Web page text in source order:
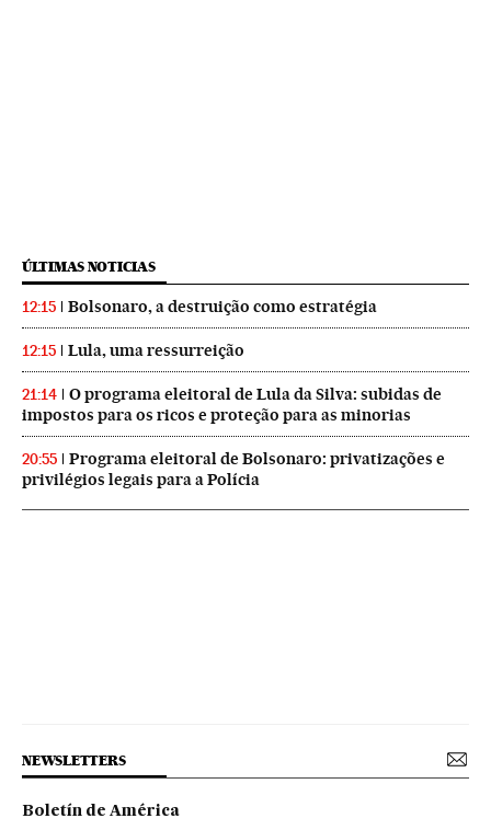
ÚLTIMAS NOTICIAS
12:15 Bolsonaro, a destruição como estratégia
12:15 Lula, uma ressurreição
21:14
O programa eleitoral de Lula da Silva: subidas de
impostos para os ricos e proteção para as minorias
20:55
Programa eleitoral de Bolsonaro: privatizações e
privilégios legais para a Polícia
NEWSLETTERS
Boletín de América